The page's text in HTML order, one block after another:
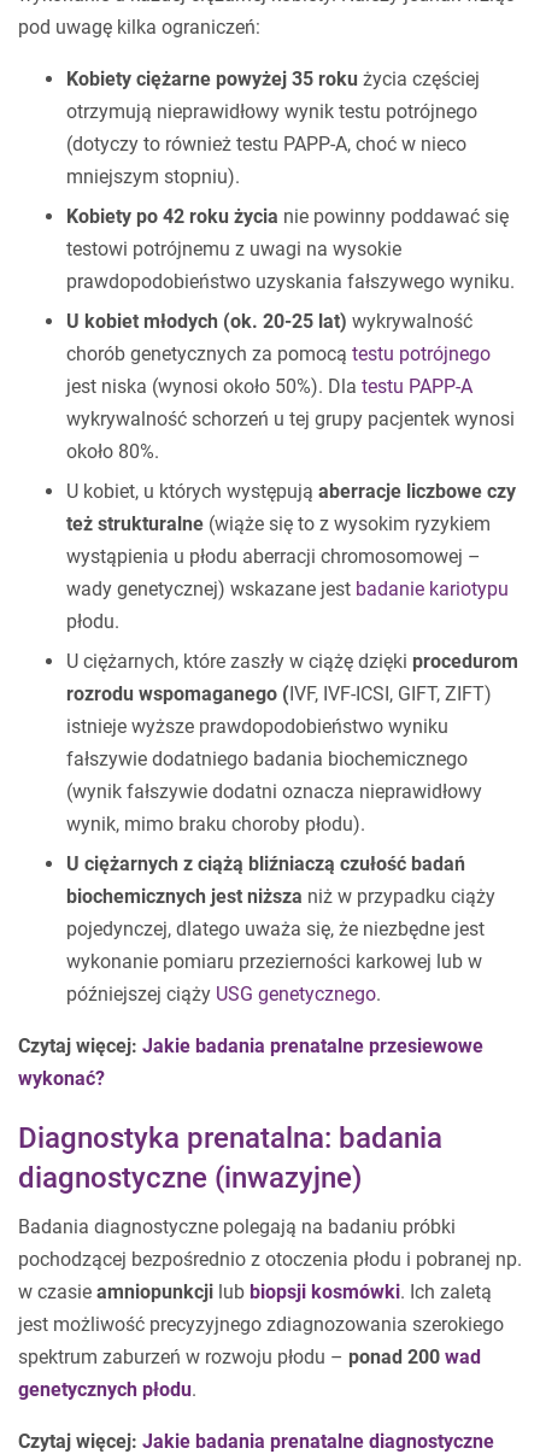
pod uwagę kilka ograniczeń:
Kobiety ciężarne powyżej 35 roku życia częściej
otrzymują nieprawidłowy wynik testu potrójnego
(dotyczy to również testu PAPP-A, choć w nieco
mniejszym stopniu).
Kobiety po 42 roku życia nie powinny poddawać się
testowi potrójnemu z uwagi na wysokie
prawdopodobieństwo uzyskania fałszywego wyniku.
U kobiet młodych (ok. 20-25 lat) wykrywalność
chorób genetycznych za pomocą testu potrójnego
jest niska (wynosi około 50%). Dla testu PAPP-A
wykrywalność schorzeń u tej grupy pacjentek wynosi
około 80%.
U kobiet, u których występują aberracje liczbowe czy
też strukturalne (wiąże się to z wysokim ryzykiem
wystąpienia u płodu aberracji chromosomowej –
wady genetycznej) wskazane jest badanie kariotypu
płodu.
U ciężarnych, które zaszły w ciążę dzięki procedurom
rozrodu wspomaganego (IVF, IVF-ICSI, GIFT, ZIFT)
istnieje wyższe prawdopodobieństwo wyniku
fałszywie dodatniego badania biochemicznego
(wynik fałszywie dodatni oznacza nieprawidłowy
wynik, mimo braku choroby płodu).
U ciężarnych z ciążą bliźniaczą czułość badań
biochemicznych jest niższa niż w przypadku ciąży
pojedynczej, dlatego uważa się, że niezbędne jest
wykonanie pomiaru przezierności karkowej lub w
późniejszej ciąży USG genetycznego.
Czytaj więcej: Jakie badania prenatalne przesiewowe
wykonać?
Diagnostyka prenatalna: badania
diagnostyczne (inwazyjne)
Badania diagnostyczne polegają na badaniu próbki
pochodzącej bezpośrednio z otoczenia płodu i pobranej np.
w czasie amniopunkcji lub biopsji kosmówki. Ich zaletą
jest możliwość precyzyjnego zdiagnozowania szerokiego
spektrum zaburzeń w rozwoju płodu – ponad 200 wad
genetycznych płodu.
Czytaj więcej: Jakie badania prenatalne diagnostyczne